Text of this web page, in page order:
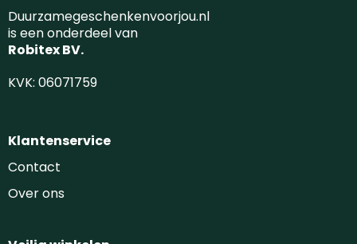
Duurzamegeschenkenvoorjou.nl
is een onderdeel van
Robitex BV.
KVK: 06071759
Klantenservice
Contact
Over ons